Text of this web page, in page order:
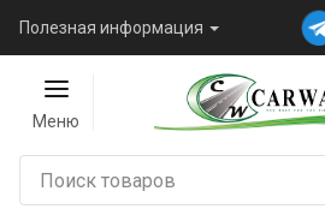
Полезная информация
Меню